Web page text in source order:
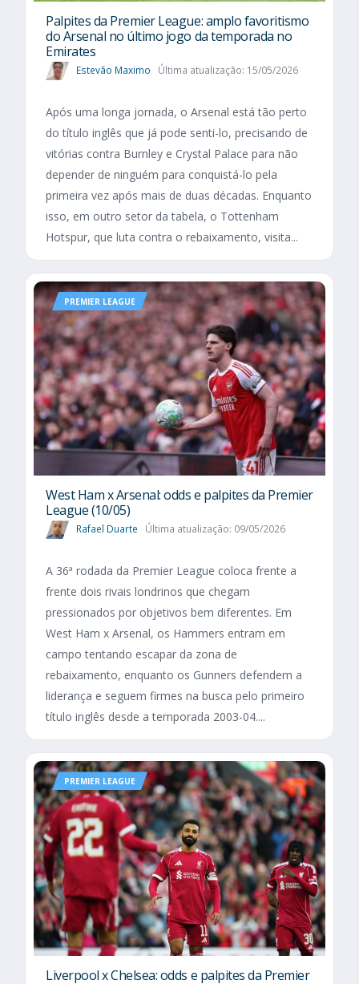
Palpites da Premier League: amplo favoritismo
do Arsenal no último jogo da temporada no
Emirates
Estevão Maximo Última atualização: 15/05/2026
Após uma longa jornada, o Arsenal está tão perto
do título inglês que já pode senti-lo, precisando de
vitórias contra Burnley e Crystal Palace para não
depender de ninguém para conquistá-lo pela
primeira vez após mais de duas décadas. Enquanto
isso, em outro setor da tabela, o Tottenham
Hotspur, que luta contra o rebaixamento, visita...
PREMIER LEAGUE
West Ham x Arsenal: odds e palpites da Premier
League (10/05)
Rafael Duarte Última atualização: 09/05/2026
A 36ª rodada da Premier League coloca frente a
frente dois rivais londrinos que chegam
pressionados por objetivos bem diferentes. Em
West Ham x Arsenal, os Hammers entram em
campo tentando escapar da zona de
rebaixamento, enquanto os Gunners defendem a
liderança e seguem firmes na busca pelo primeiro
título inglês desde a temporada 2003-04....
PREMIER LEAGUE
Liverpool x Chelsea: odds e palpites da Premier